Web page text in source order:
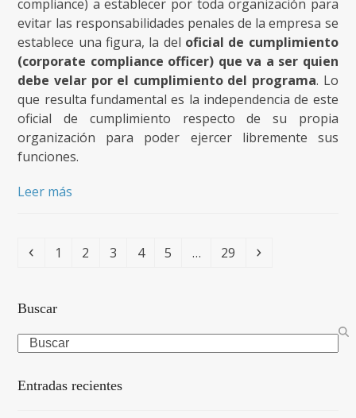
compliance) a establecer por toda organización para
evitar las responsabilidades penales de la empresa se
establece una figura, la del oficial de cumplimiento
(corporate compliance officer) que va a ser quien
debe velar por el cumplimiento del programa. Lo
que resulta fundamental es la independencia de este
oficial de cumplimiento respecto de su propia
organización para poder ejercer libremente sus
funciones.
Leer más
Anterior
Page
1 Page
2 Page
3 Page
4 Page
5 … Page
29
Buscar
Search
Entradas recientes